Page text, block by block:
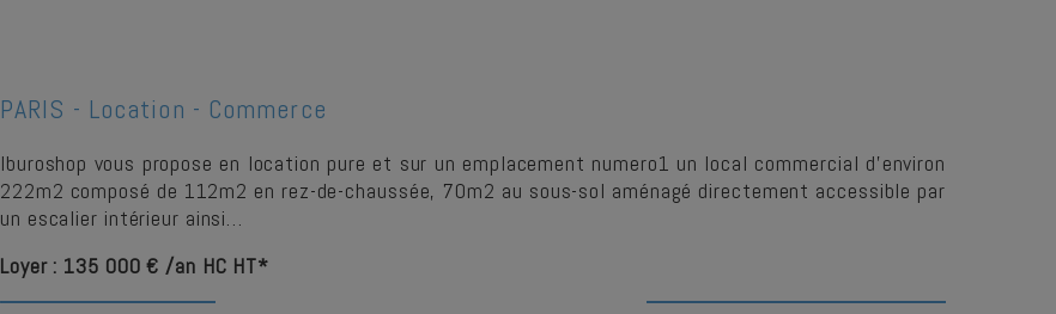
PARIS - Location - Commerce
Iburoshop vous propose en location pure et sur un emplacement numero1 un local commercial d'environ
222m2 composé de 112m2 en rez-de-chaussée, 70m2 au sous-sol aménagé directement accessible par
un escalier intérieur ainsi…
Loyer : 135 000 € /an HC HT*